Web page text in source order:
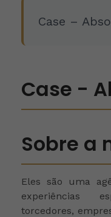
Case –
Case -
Sobre a
Eles são uma
experiências
torcedores,